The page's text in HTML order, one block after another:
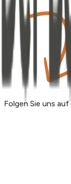
Folgen Sie uns auf